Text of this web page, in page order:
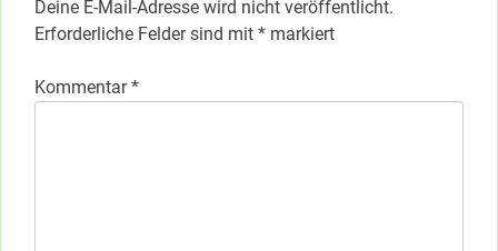
Deine E-Mail-Adresse wird nicht veröffentlicht.
Erforderliche Felder sind mit * markiert
Kommentar*